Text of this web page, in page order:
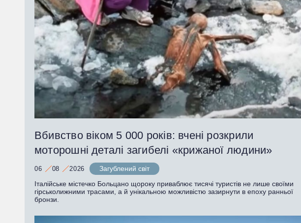
Вбивство віком 5 000 років: вчені розкрили
моторошні деталі загибелі «крижаної людини»
06 08 2026
Загублений світ
Італійське містечко Больцано щороку приваблює тисячі туристів не лише своїми
гірськолижними трасами, а й унікальною можливістю зазирнути в епоху ранньої
бронзи.